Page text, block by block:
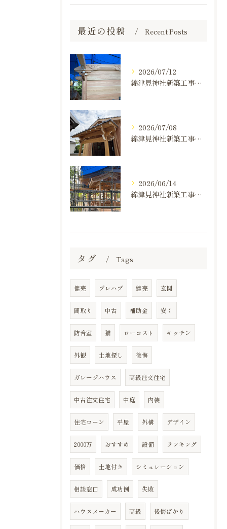
最近の投稿 Recent Posts
2026/07/12
綿津見神社新築工事の建て方状況のお知らせ
2026/07/08
綿津見神社新築工事の建て方状況のお知らせ
2026/06/14
綿津見神社新築工事の建て方状況のお知らせ
タグ Tags
健売 プレハブ 建売 玄関
間取り 中古 補助金 安く
防音室 猫 ローコスト キッチン
外観 土地探し 後悔
ガレージハウス 高級注文住宅
中古注文住宅 中庭 内装
住宅ローン 平屋 外構 デザイン
2000万 おすすめ 設備 ランキング
価格 土地付き シミュレーション
相談窓口 成功例 失敗
ハウスメーカー 高級 後悔ばかり